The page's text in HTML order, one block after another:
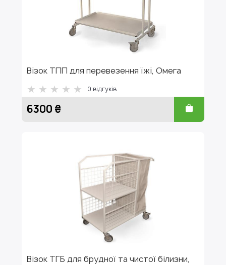
Візок ТПП для перевезення їжі, Омега
0 відгуків
6300 ₴
Візок ТГБ для брудної та чистої білизни,